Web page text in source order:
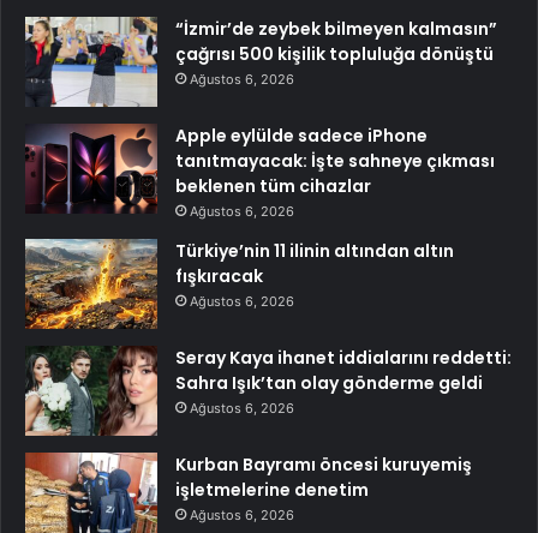
“İzmir’de zeybek bilmeyen kalmasın”
çağrısı 500 kişilik topluluğa dönüştü
Ağustos 6, 2026
Apple eylülde sadece iPhone
tanıtmayacak: İşte sahneye çıkması
beklenen tüm cihazlar
Ağustos 6, 2026
Türkiye’nin 11 ilinin altından altın
fışkıracak
Ağustos 6, 2026
Seray Kaya ihanet iddialarını reddetti:
Sahra Işık’tan olay gönderme geldi
Ağustos 6, 2026
Kurban Bayramı öncesi kuruyemiş
işletmelerine denetim
Ağustos 6, 2026